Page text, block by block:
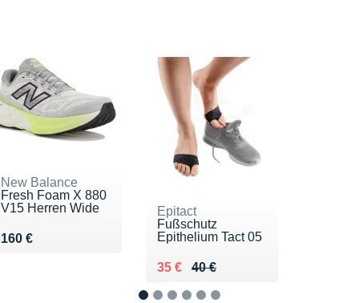
New Balance
Fresh Foam X 880
V15 Herren Wide
160 €
Vendu 160 €
Epitact
Fußschutz
Epithelium Tact 05
40 €
Au lieu de 40 €
35 €
Vendu 35 €